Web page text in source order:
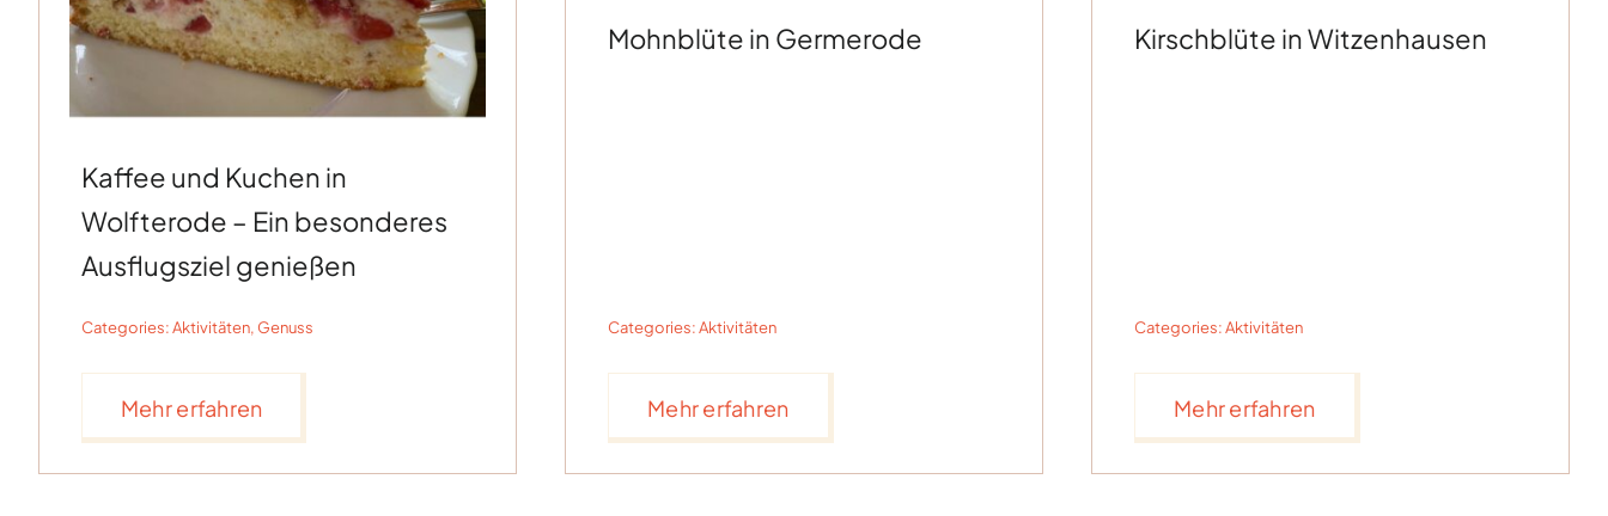
Kaffee und Kuchen in
Wolfterode – Ein besonderes
Ausflugsziel genießen
Categories:Aktivitäten, Genuss
Mehr erfahren
Mohnblüte in Germerode
Categories:Aktivitäten
Mehr erfahren
Kirschblüte in Witzenhausen
Categories:Aktivitäten
Mehr erfahren